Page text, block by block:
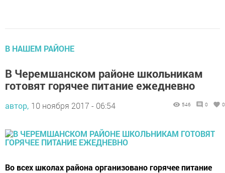
В НАШЕМ РАЙОНЕ
В Черемшанском районе школьникам
готовят горячее питание ежедневно
автор, 10 ноября 2017 - 06:54 546 0 0
Во всех школах района организовано горячее питание